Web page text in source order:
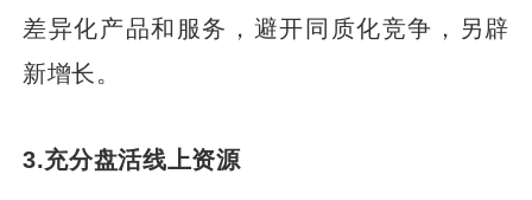
差异化产品和服务，避开同质化竞争，另辟
新增长。
3.充分盘活线上资源